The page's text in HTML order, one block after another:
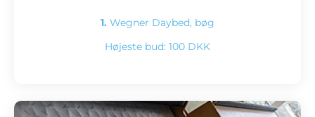
1. Wegner Daybed, bøg
Højeste bud: 100 DKK